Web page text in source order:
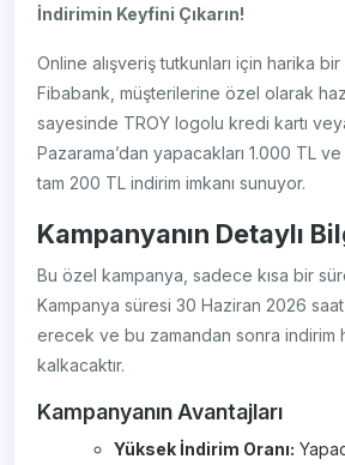
İndirimin Keyfini Çıkarın!
Online alışveriş tutkunları için harika bir
Fibabank, müşterilerine özel olarak
sayesinde TROY logolu kredi kartı
Pazarama’dan yapacakları 1.000 TL
tam 200 TL indirim imkanı sunuyor.
Kampanyanın Detaylı
Bu özel kampanya, sadece kısa bir
Kampanya süresi 30 Haziran 2026 saat
erecek ve bu zamandan sonra indirim
kalkacaktır.
Kampanyanın Avantajları
Yüksek İndirim Oranı: